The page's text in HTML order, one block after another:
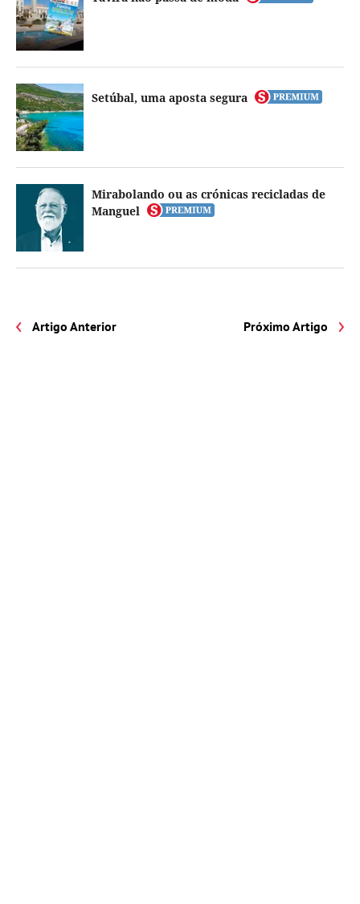
Setúbal, uma aposta segura
Mirabolando ou as crónicas recicladas de
Manguel
Artigo Anterior Próximo Artigo